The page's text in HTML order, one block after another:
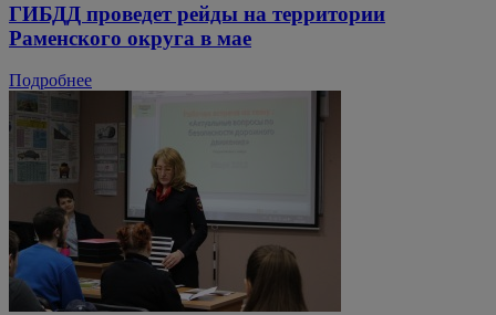
ГИБДД проведет рейды на территории
Раменского округа в мае
Подробнее